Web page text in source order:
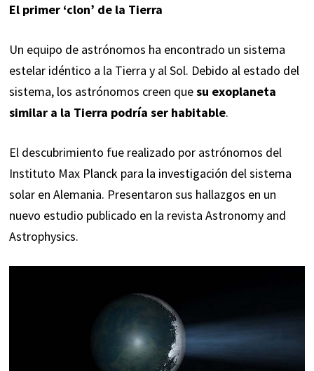
El primer ‘clon’ de la Tierra
Un equipo de astrónomos ha encontrado un sistema
estelar idéntico a la Tierra y al Sol. Debido al estado del
sistema, los astrónomos creen quesu exoplaneta
similar a la Tierra podría ser habitable.
El descubrimiento fue realizado por astrónomos del
Instituto Max Planck para la investigación del sistema
solar en Alemania. Presentaron sus hallazgos en un
nuevo estudio publicado en la revista Astronomy and
Astrophysics.